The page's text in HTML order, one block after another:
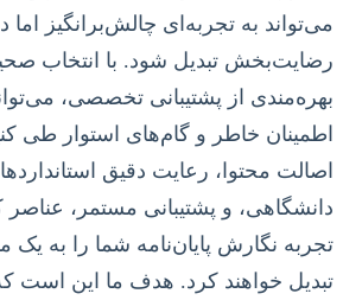
می‌تواند به تجربه‌ای چالش‌برانگیز اما
رضایت‌بخش تبدیل شود. با انتخاب
بهره‌مندی از پشتیبانی تخصصی،
اطمینان خاطر و گام‌های استوار طی
اصالت محتوا، رعایت دقیق
دانشگاهی، و پشتیبانی مستمر، عناصر
تجربه نگارش پایان‌نامه شما را به
تبدیل خواهند کرد. هدف ما این است